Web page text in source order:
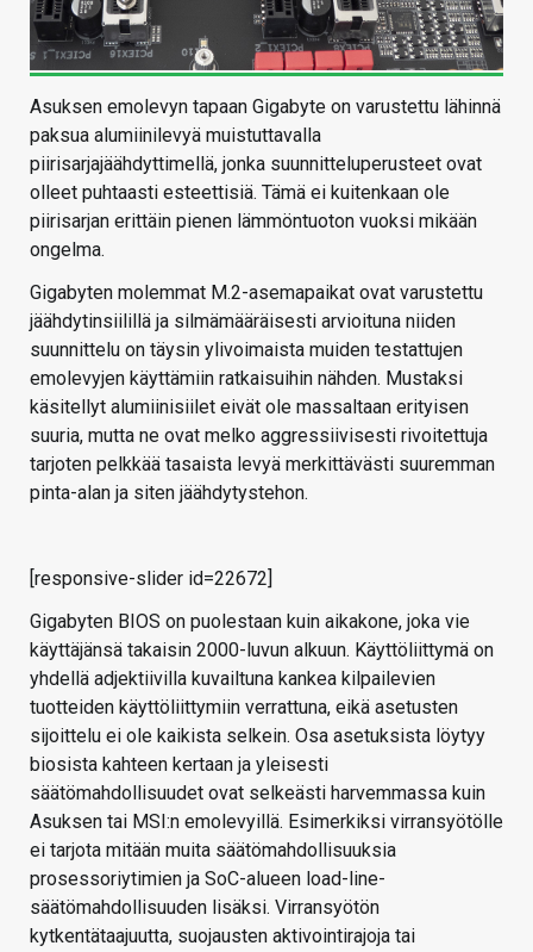
Asuksen emolevyn tapaan Gigabyte on varustettu lähinnä
paksua alumiinilevyä muistuttavalla
piirisarjajäähdyttimellä, jonka suunnitteluperusteet ovat
olleet puhtaasti esteettisiä. Tämä ei kuitenkaan ole
piirisarjan erittäin pienen lämmöntuoton vuoksi mikään
ongelma.
Gigabyten molemmat M.2-asemapaikat ovat varustettu
jäähdytinsiilillä ja silmämääräisesti arvioituna niiden
suunnittelu on täysin ylivoimaista muiden testattujen
emolevyjen käyttämiin ratkaisuihin nähden. Mustaksi
käsitellyt alumiinisiilet eivät ole massaltaan erityisen
suuria, mutta ne ovat melko aggressiivisesti rivoitettuja
tarjoten pelkkää tasaista levyä merkittävästi suuremman
pinta-alan ja siten jäähdytystehon.
[responsive-slider id=22672]
Gigabyten BIOS on puolestaan kuin aikakone, joka vie
käyttäjänsä takaisin 2000-luvun alkuun. Käyttöliittymä on
yhdellä adjektiivilla kuvailtuna kankea kilpailevien
tuotteiden käyttöliittymiin verrattuna, eikä asetusten
sijoittelu ei ole kaikista selkein. Osa asetuksista löytyy
biosista kahteen kertaan ja yleisesti
säätömahdollisuudet ovat selkeästi harvemmassa kuin
Asuksen tai MSI:n emolevyillä. Esimerkiksi virransyötölle
ei tarjota mitään muita säätömahdollisuuksia
prosessoriytimien ja SoC-alueen load-line-
säätömahdollisuuden lisäksi. Virransyötön
kytkentätaajuutta, suojausten aktivointirajoja tai